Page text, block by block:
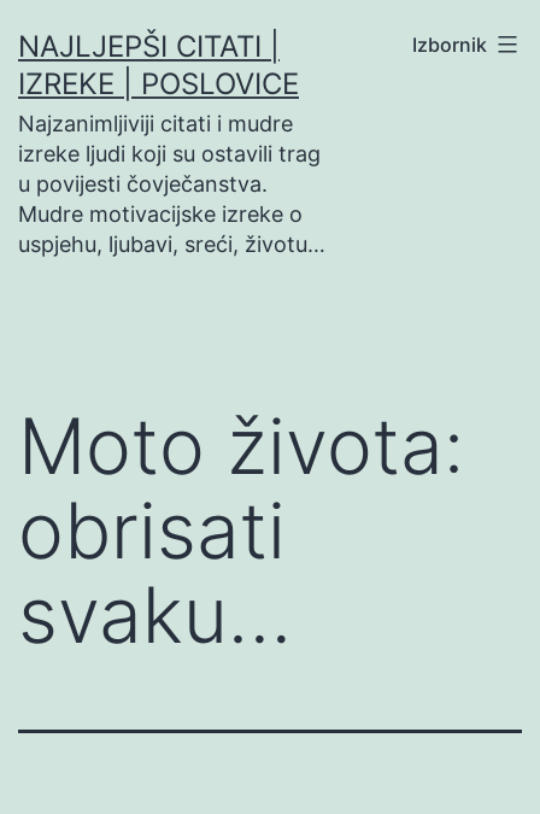
na
sadržaj
NAJLJEPŠI CITATI |
IZREKE | POSLOVICE
Najzanimljiviji citati i mudre
izreke ljudi koji su ostavili trag
u povijesti čovječanstva.
Mudre motivacijske izreke o
uspjehu, ljubavi, sreći, životu…
Izbornik
Moto života:
obrisati
svaku…